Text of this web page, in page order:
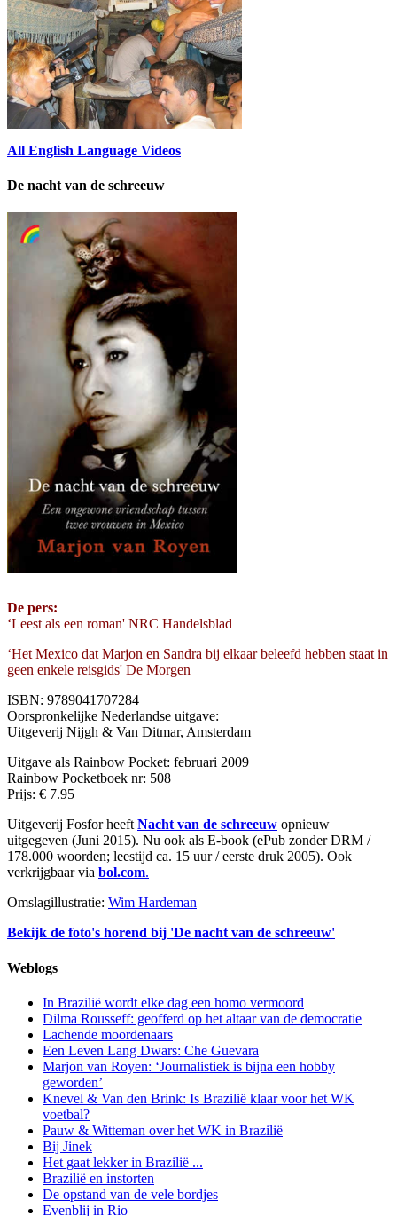
All English Language Videos
De nacht van de schreeuw
De pers:
‘Leest als een roman' NRC Handelsblad
‘Het Mexico dat Marjon en Sandra bij elkaar beleefd hebben staat in
geen enkele reisgids' De Morgen
ISBN: 9789041707284
Oorspronkelijke Nederlandse uitgave:
Uitgeverij Nijgh & Van Ditmar, Amsterdam
Uitgave als Rainbow Pocket: februari 2009
Rainbow Pocketboek nr: 508
Prijs: € 7.95
Uitgeverij Fosfor heeft Nacht van de schreeuw opnieuw
uitgegeven (Juni 2015). Nu ook als E-book (ePub zonder DRM /
178.000 woorden; leestijd ca. 15 uur / eerste druk 2005). Ook
verkrijgbaar via bol.com.
Omslagillustratie: Wim Hardeman
Bekijk de foto's horend bij 'De nacht van de schreeuw'
Weblogs
In Brazilië wordt elke dag een homo vermoord
Dilma Rousseff: geofferd op het altaar van de democratie
Lachende moordenaars
Een Leven Lang Dwars: Che Guevara
Marjon van Royen: ‘Journalistiek is bijna een hobby
geworden’
Knevel & Van den Brink: Is Brazilië klaar voor het WK
voetbal?
Pauw & Witteman over het WK in Brazilië
Bij Jinek
Het gaat lekker in Brazilië ...
Brazilië en instorten
De opstand van de vele bordjes
Evenblij in Rio